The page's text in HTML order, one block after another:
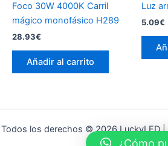
Foco 30W 4000K Carril
mágico monofásico H289
28.93€
Añadir al carrito
Luz
5.09€
Todos los derechos © 2026 LuckyLED
Astra para¿Cómo